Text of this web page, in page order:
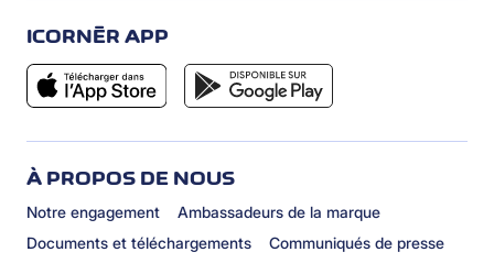
ICORNÈR APP
À PROPOS DE NOUS
Notre engagement
Ambassadeurs de la marque
Documents et téléchargements
Communiqués de presse